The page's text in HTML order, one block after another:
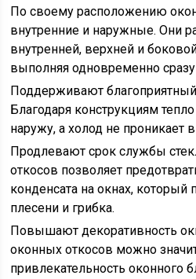
По своему расположению
внутренние и наружные. Они
внутренней, верхней и
выполняя одновременно
Поддерживают
Благодаря конструкциям
наружу, а холод не проникает
Продлевают срок службы
откосов позволяет
конденсата на окнах,
плесени и грибка.
Повышают декоративность
оконных откосов можно
привлекательность оконного